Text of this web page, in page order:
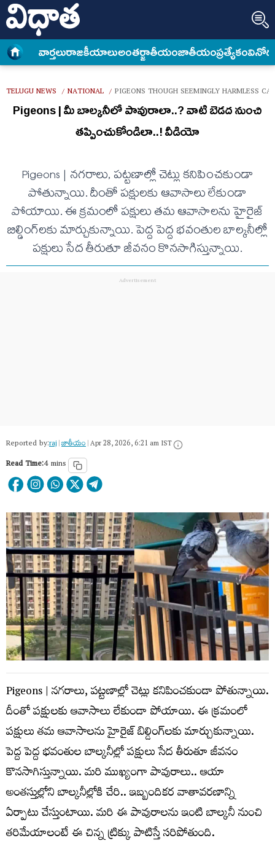
వార్త‌లురాజకీయాలుఅంత‌ర్జాతీయంజాతీయంప్రత్యేకం
TELUGU NEWS / NATIONAL / PIGEONS THOUGH SEEMINGLY HARMLESS
Pigeons | మీ బాల్క‌నీలో పావురాలా..? వాటి బెడ‌ద నుంచి
త‌ప్పించుకోండిలా..! వీడియో
Pigeons | న‌గ‌రాలు, ప‌ట్ట‌ణాల్లో చెట్లు కనిపించ‌కుండా
పోతున్నాయి. దీంతో ప‌క్షులకు ఆవాసాలు లేకుండా
పోయాయి. ఈ క్ర‌మంలో ప‌క్షులు త‌మ ఆవాసాల‌ను హైరైజ్
బిల్డింగ్‌ల‌కు మార్చుకున్నాయి. పెద్ద పెద్ద భ‌వంతుల బాల్క‌నీల్లో
ప‌క్షులు సేద తీరుతూ జీవ‌నం కొన‌సాగిస్తున్నాయి.
Reported by:raj|జాతీయం|Apr 28, 2026, 6:21 am IST
Read Time:4 mins
Pigeons | న‌గ‌రాలు, ప‌ట్ట‌ణాల్లో చెట్లు కనిపించ‌కుండా పోతున్నాయి.
దీంతో ప‌క్షులకు ఆవాసాలు లేకుండా పోయాయి. ఈ క్ర‌మంలో
ప‌క్షులు త‌మ ఆవాసాల‌ను హైరైజ్ బిల్డింగ్‌ల‌కు మార్చుకున్నాయి.
పెద్ద పెద్ద భ‌వంతుల బాల్క‌నీల్లో ప‌క్షులు సేద తీరుతూ జీవ‌నం
కొన‌సాగిస్తున్నాయి. మ‌రి ముఖ్యంగా పావురాలు.. ఆయా
అంత‌స్తుల్లోని బాల్క‌నీల్లోకి చేరి.. ఇబ్బందిక‌ర వాతావ‌ర‌ణాన్ని
ఏర్పాటు చేస్తుంటాయి. మ‌రి ఈ పావురాల‌ను ఇంటి బాల్క‌నీ నుంచి
త‌రిమేయాలంటే ఈ చిన్న ట్రిక్కు పాటిస్తే స‌రిపోతుంది.